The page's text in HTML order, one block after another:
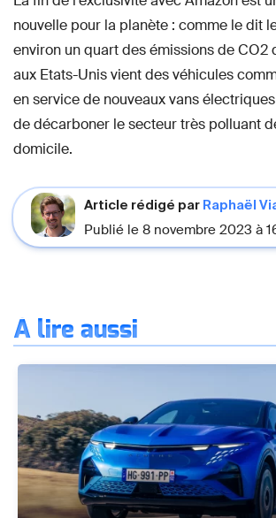
nouvelle pour la planète : comme le dit
environ un quart des émissions de CO2
aux Etats-Unis vient des véhicules
en service de nouveaux vans
de décarboner le secteur très polluant
domicile.
Article rédigé par Raphaël
Publié le 8 novembre 2023 à
À lire aussi